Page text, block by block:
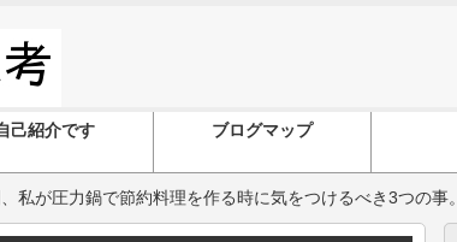
己紹介です ブログマップ
私が圧力鍋で節約料理を作る時に気をつけるべき3つの事。